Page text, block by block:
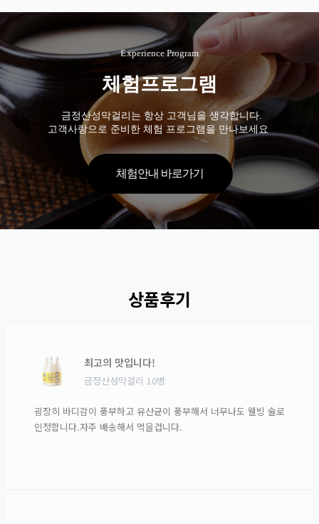
Experience Program
체험프로그램
금정산성막걸리는 항상 고객님을 생각합니다.
고객사랑으로 준비한 체험 프로그램을 만나보세요
체험안내 바로가기
상품후기
최고의 맛입니다!
금정산성막걸리 10병
굉장히 바디감이 풍부하고 유산균이 풍부해서 너무나도 웰빙 술로
인정합니다.자주 배송해서 먹을겁니다.